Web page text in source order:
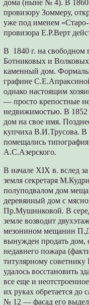
дома (ныне № 4). В
провизору Зоммеру,
уже под именем
провизора Е.Р.Верт
В 1840 г. на свободном
Ботниковых и
каменный дом.
графине
однако настоящим
— просто крепостные
недвижимостью. В 1852
дом на свое имя.
купчиха В.И.Трусова.
помещались типография
А.С.Азерского.
В начале XIX в. вслед
земля секретаря
полуподвалом дом
деревянный дом с
Пр.Мушниковой. В
земле возводит
мезонином мещанин
вынужден продать дом,
недавнего пожара
титулярному
удалось восстановить
все еще и
их руках обретается
№ 12 — фасад его